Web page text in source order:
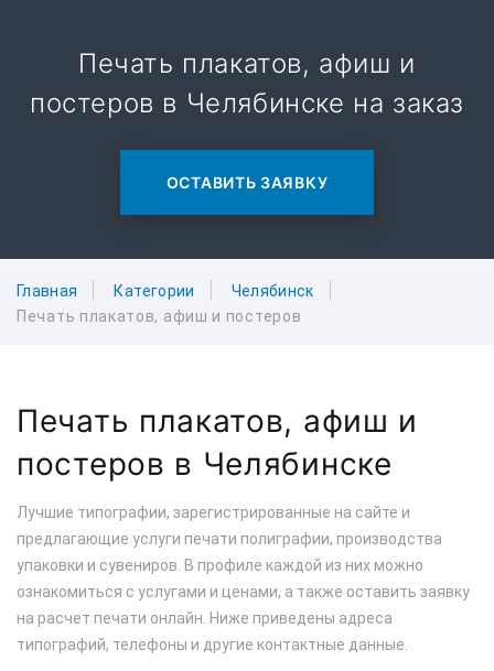
Печать плакатов, афиш и
постеров в Челябинске на заказ
ОСТАВИТЬ ЗАЯВКУ
Главная Категории
Челябинск
Печать плакатов, афиш и постеров
Печать плакатов, афиш и
постеров в Челябинске
Лучшие типографии, зарегистрированные на сайте и
предлагающие услуги печати полиграфии, производства
упаковки и сувениров. В профиле каждой из них можно
ознакомиться с услугами и ценами, а также оставить заявку
на расчет печати онлайн. Ниже приведены адреса
типографий, телефоны и другие контактные данные.